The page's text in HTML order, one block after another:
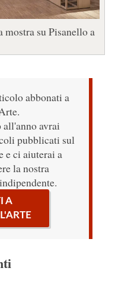
mostra su Pisanello a
abbonati a
all'anno avrai
pubblicati sul
e ci aiuterai a
la nostra
A